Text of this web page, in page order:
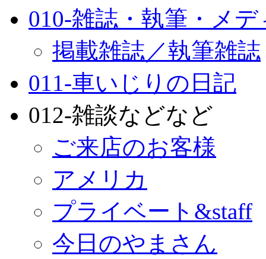
010-雑誌・執筆・メ
掲載雑誌／執筆雑誌
011-車いじりの日記
012-雑談などなど
ご来店のお客様
アメリカ
プライベート&staff
今日のやまさん